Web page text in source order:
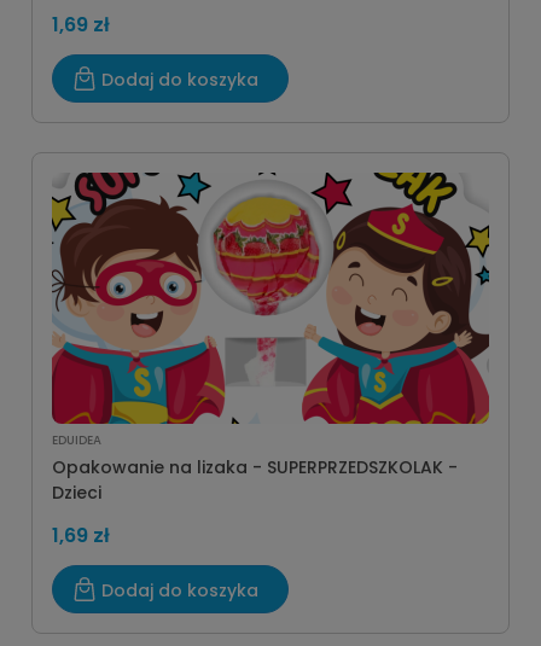
1,69 zł
Dodaj do koszyka
EDUIDEA
Opakowanie na lizaka - SUPERPRZEDSZKOLAK -
Dzieci
1,69 zł
Dodaj do koszyka